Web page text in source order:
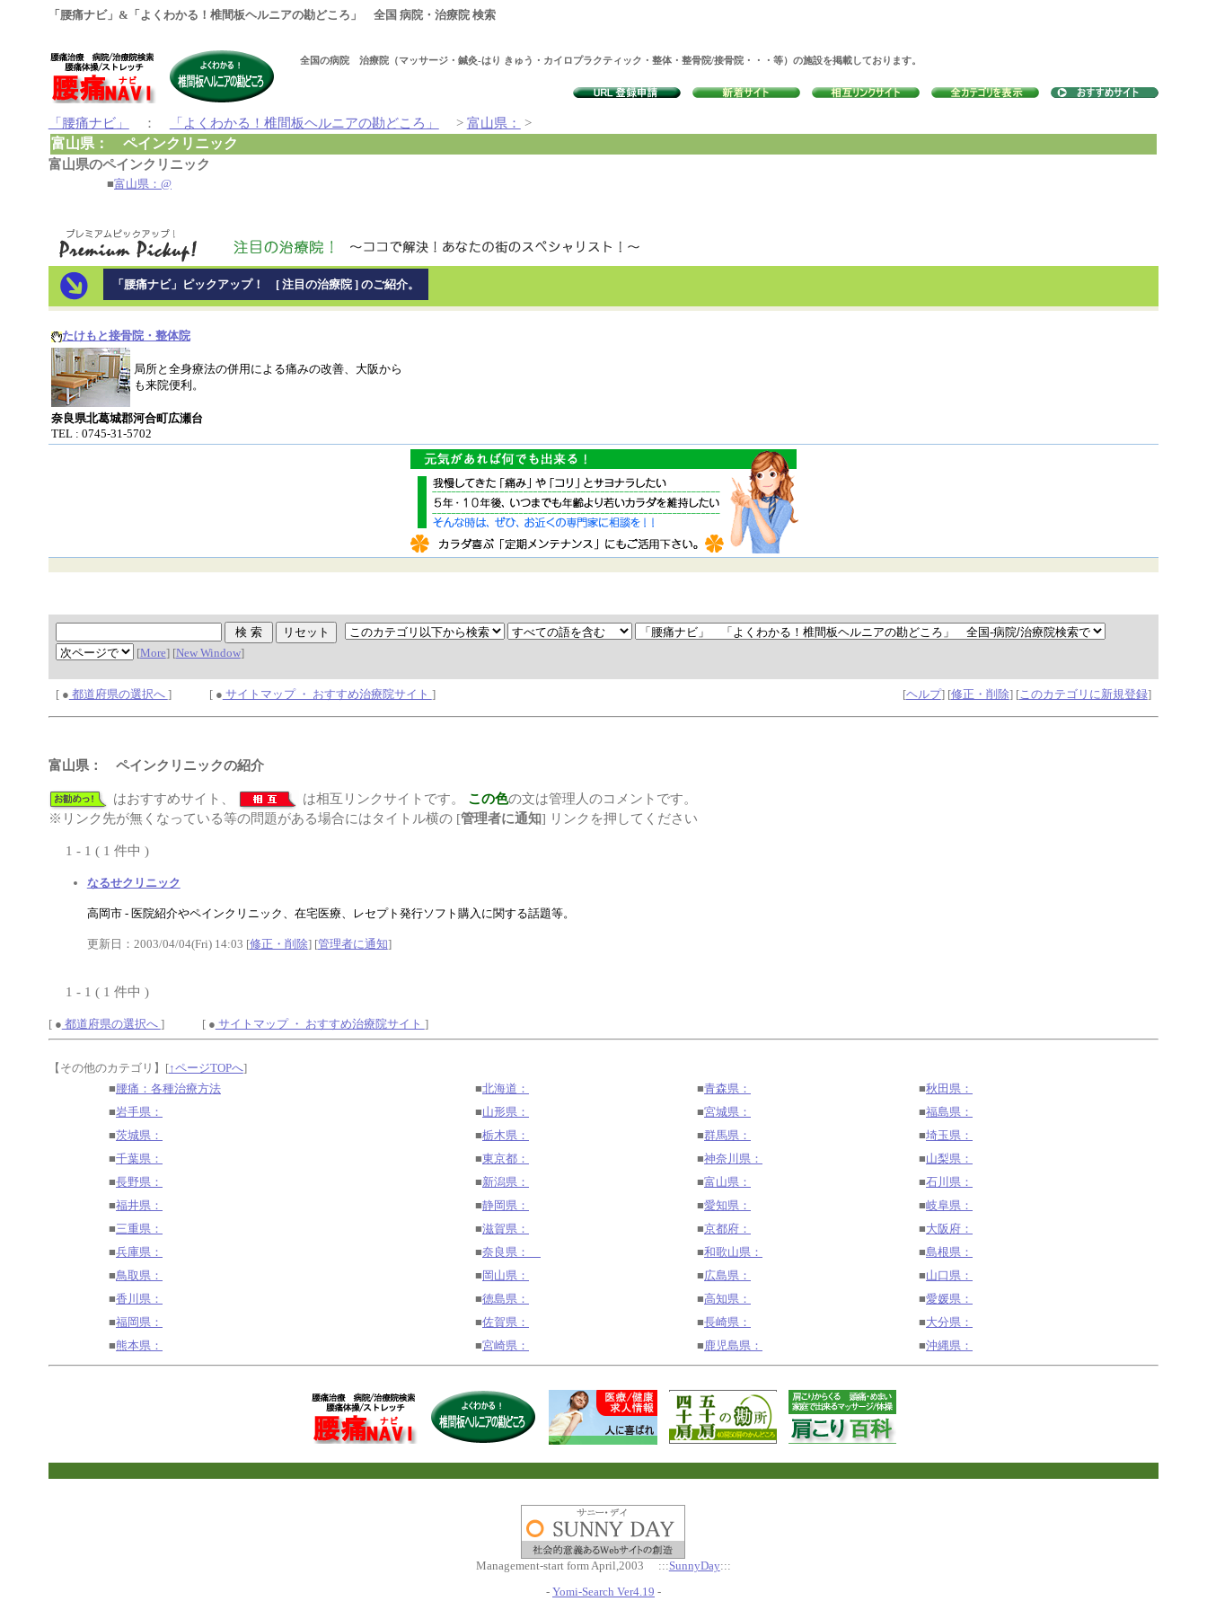
「腰痛ナビ」&「よくわかる！椎間板ヘルニアの勘どころ」 全国 病院・治療院 検索
全国の病院 治療院（マッサージ・鍼灸-はり きゅう・カイロプラクティック・整体・整骨院/接骨院・・・等）の施設を掲載しております。
「腰痛ナビ」 ： 「よくわかる！椎間板ヘルニアの勘どころ」 > 富山県： >
富山県： ペインクリニック
富山県のペインクリニック
■富山県：@
「腰痛ナビ」ピックアップ！ [ 注目の治療院 ] のご紹介。
たけもと接骨院・整体院
局所と全身療法の併用による痛みの改善、大阪から
も来院便利。
奈良県北葛城郡河合町広瀬台
TEL : 0745-31-5702
[More] [New Window]
[ ● 都道府県の選択へ ] [ ● サイトマップ ・ おすすめ治療院サイト ] [ヘルプ] [修正・削除] [このカテゴリに新規登録]
富山県： ペインクリニックの紹介
はおすすめサイト、 は相互リンクサイトです。 この色の文は管理人のコメントです。
※リンク先が無くなっている等の問題がある場合にはタイトル横の [管理者に通知] リンクを押してください
1 - 1 ( 1 件中 )
なるせクリニック
高岡市 - 医院紹介やペインクリニック、在宅医療、レセプト発行ソフト購入に関する話題等。
更新日：2003/04/04(Fri) 14:03 [修正・削除] [管理者に通知]
1 - 1 ( 1 件中 )
[ ● 都道府県の選択へ ] [ ● サイトマップ ・ おすすめ治療院サイト ]
【その他のカテゴリ】 [↑ページTOPへ]
■腰痛：各種治療方法 ■北海道： ■青森県： ■秋田県：
■岩手県： ■山形県： ■宮城県： ■福島県：
■茨城県： ■栃木県： ■群馬県： ■埼玉県：
■千葉県： ■東京都： ■神奈川県： ■山梨県：
■長野県： ■新潟県： ■富山県： ■石川県：
■福井県： ■静岡県： ■愛知県： ■岐阜県：
■三重県： ■滋賀県： ■京都府： ■大阪府：
■兵庫県： ■奈良県： ■和歌山県： ■島根県：
■鳥取県： ■ 岡山県： ■広島県： ■山口県：
■香川県： ■徳島県： ■高知県： ■愛媛県：
■福岡県： ■佐賀県： ■長崎県： ■大分県：
■熊本県： ■宮崎県： ■鹿児島県： ■沖縄県：
Management-start form April,2003 :::SunnyDay:::
- Yomi-Search Ver4.19 -